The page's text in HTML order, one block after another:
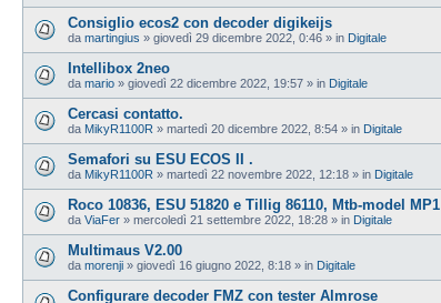
Consiglio ecos2 con decoder digikeijs
da martingius » giovedì 29 dicembre 2022, 0:46 » in Digitale
Intellibox 2neo
da mario » giovedì 22 dicembre 2022, 19:57 » in Digitale
Cercasi contatto.
da MikyR1100R » martedì 20 dicembre 2022, 8:54 » in Digitale
Semafori su ESU ECOS II .
da MikyR1100R » martedì 22 novembre 2022, 12:18 » in Digitale
Roco 10836, ESU 51820 e Tillig 86110, Mtb-model MP1
da ViaFer » mercoledì 21 settembre 2022, 18:28 » in Digitale
Multimaus V2.00
da morenji » giovedì 16 giugno 2022, 8:18 » in Digitale
Configurare decoder FMZ con tester Almrose